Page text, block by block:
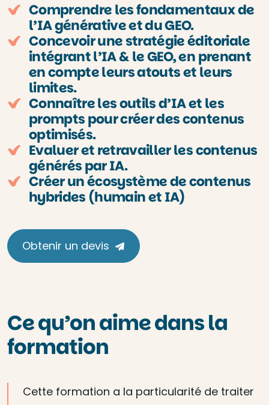
Comprendre les fondamentaux de
l’IA générative et du GEO.
Concevoir une stratégie éditoriale
intégrant l’IA & le GEO, en prenant
en compte leurs atouts et leurs
limites.
Connaître les outils d’IA et les
prompts pour créer des contenus
optimisés.
Evaluer et retravailler les contenus
générés par IA.
Créer un écosystème de contenus
hybrides (humain et IA)
Obtenir un devis
Ce qu’on aime dans la
formation
Cette formation a la particularité de traiter